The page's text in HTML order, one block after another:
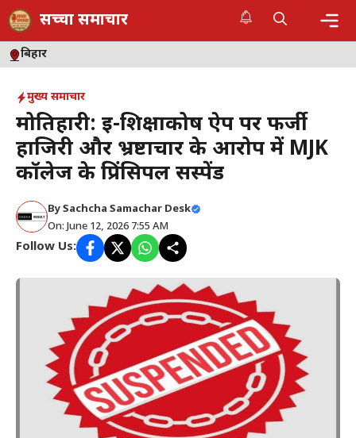
Skip
to
content
सच्चा समाचार
बिहार
मुख्य समाचार
मोतिहारी: ई-शिक्षाकोष ऐप पर फर्जी
हाजिरी और भ्रष्टाचार के आरोप में MJK
कॉलेज के प्रिंसिपल सस्पेंड
BySachcha Samachar Desk
On: June 12, 2026 7:55 AM
Follow Us: